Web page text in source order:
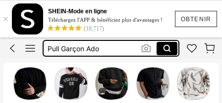
OBTENIR
×
SHEIN-Mode en ligne
Téléchargez l'APP & bénéficiez plus d'avantages !
(18,717)
Pull Enfant
Pull
Pull Garçons
Pull Garçon Ado
Pull Enfant
Pull